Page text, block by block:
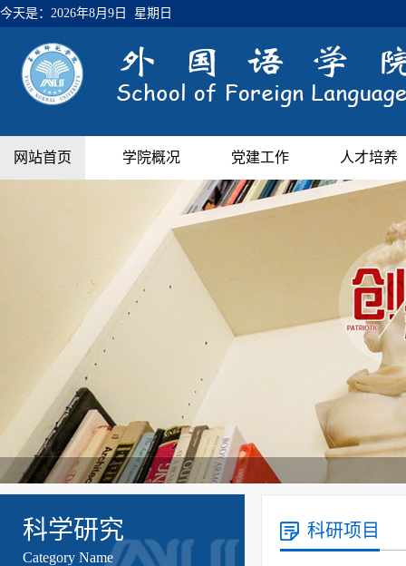
今天是： 2026年8月9日 星期日
网站首页 学院概况 党建工作 人才培养
科学研究
Category Name
科研项目